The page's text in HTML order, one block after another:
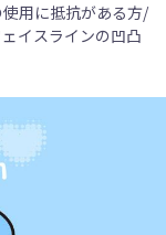
用に抵抗がある方/
イスラインの凹凸